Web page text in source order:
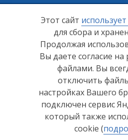
+7 (8412) 65-33-00
info@lerom.ru
Согласие на обработку
Политика конфиденциальности
Согласие на обработку
© ООО "Мебельная компания
Этот сайт
для сбора и
Продолжая
Вы даете согласие на
файлами. Вы
отключить
настройках Вашего
подключен сервис
который также
cookie (